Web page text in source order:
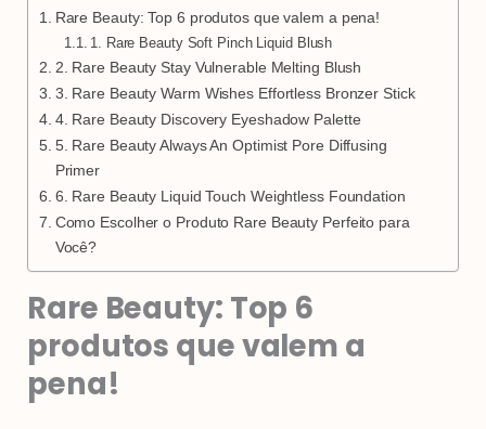
Rare Beauty: Top 6 produtos que valem a pena!
1. Rare Beauty Soft Pinch Liquid Blush
2. Rare Beauty Stay Vulnerable Melting Blush
3. Rare Beauty Warm Wishes Effortless Bronzer Stick
4. Rare Beauty Discovery Eyeshadow Palette
5. Rare Beauty Always An Optimist Pore Diffusing
Primer
6. Rare Beauty Liquid Touch Weightless Foundation
Como Escolher o Produto Rare Beauty Perfeito para
Você?
Rare Beauty: Top 6
produtos que valem a
pena!